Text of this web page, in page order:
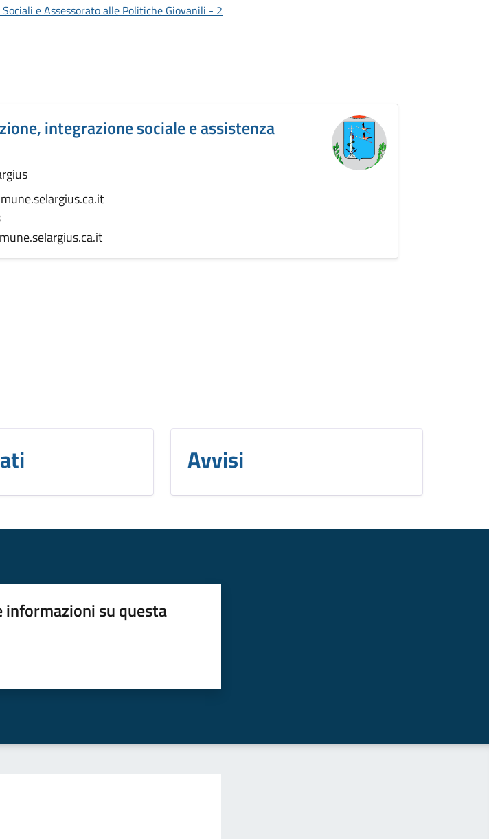
e Assessorato alle Politiche Giovanili - 2
integrazione sociale e assistenza
Avvisi
informazioni su questa